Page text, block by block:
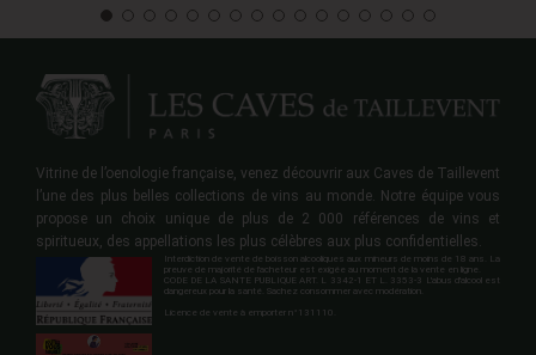
Vitrine de l’oenologie française, venez découvrir aux Caves de Taillevent
l’une des plus belles collections de vins au monde. Notre équipe vous
propose un choix unique de plus de 2 000 références de vins et
spiritueux, des appellations les plus célèbres aux plus confidentielles.
Interdiction de vente de boisson alcooliques aux mineurs de moins de 18 ans. La
preuve de majorité de l'acheteur est exigée au moment de la vente en ligne.
CODE DE LA SANTE PUBLIQUE ART. L 3342-1 ET L. 3353-3 L'abus d'alcool est
dangereux pour la santé. Sachez consommer avec modération.
Licence de vente à emporter n°131110.